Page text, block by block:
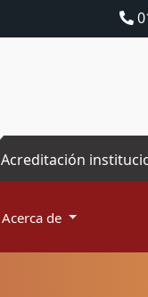
Acreditación
Acerca de